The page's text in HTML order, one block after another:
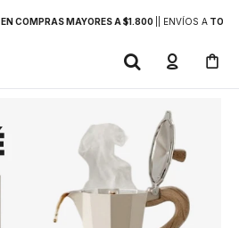
EN COMPRAS MAYORES A $1.800 | ENVÍOS ATODO